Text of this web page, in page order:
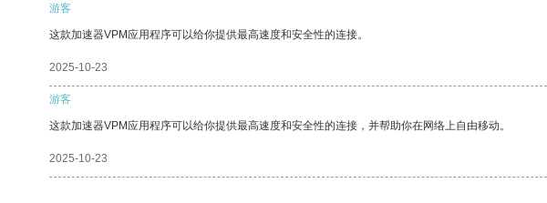
游客
这款加速器VPM应用程序可以给你提供最高速度和安全性的连接。
2025-10-23
游客
这款加速器VPM应用程序可以给你提供最高速度和安全性的连接，并帮助你在网络上自由移动。
2025-10-23